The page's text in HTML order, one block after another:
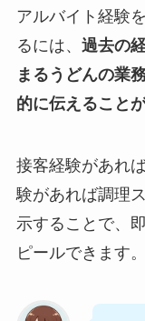
アルバイト経験
るには、 過去の
まるうどんの業
的に伝えること
接客経験があれ
験があれば調理
示することで、
ピールできます。